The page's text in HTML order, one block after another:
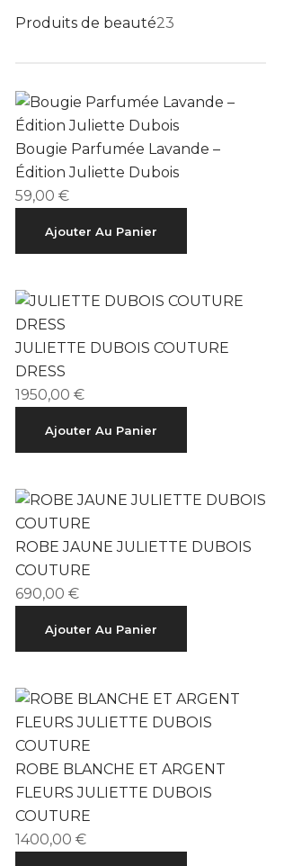
Produits de beauté23
Bougie Parfumée Lavande –
Édition Juliette Dubois
59,00 €
Ajouter Au Panier
JULIETTE DUBOIS COUTURE
DRESS
1950,00 €
Ajouter Au Panier
ROBE JAUNE JULIETTE DUBOIS
COUTURE
690,00 €
Ajouter Au Panier
ROBE BLANCHE ET ARGENT
FLEURS JULIETTE DUBOIS
COUTURE
1400,00 €